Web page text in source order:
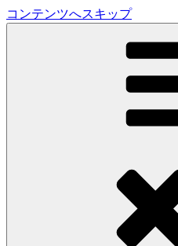
コンテンツへスキップ
LA VILLA ROUGE Blog